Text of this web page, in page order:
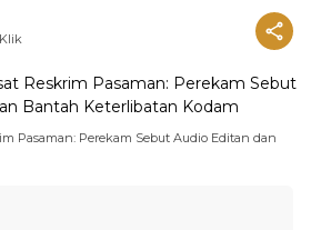
Pasaman: Perekam Sebut Audio Editan dan